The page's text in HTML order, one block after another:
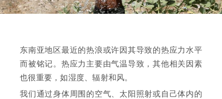
东南亚地区最近的热浪或许因其导致的热应力水平
而被铭记。热应力主要由气温导致，其他相关因素
也很重要，如湿度、辐射和风。
我们通过身体周围的空气、太阳照射或自己体内的